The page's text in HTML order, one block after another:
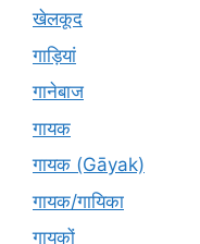
खेलकूद
गाड़ियां
गानेबाज
गायक
गायक (Gāyak)
गायक/गायिका
गायकों